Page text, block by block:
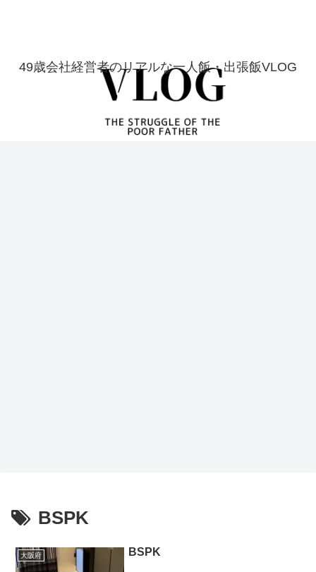
49歳会社経営者のリアルな一人飯・出張飯VLOG
BSPK
大阪府 BSPK